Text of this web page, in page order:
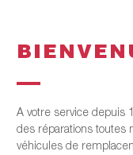
A votre service depuis
des réparations toutes
véhicules de